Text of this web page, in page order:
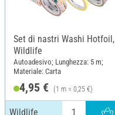
Set di nastri Washi Hotfoil,
Wildlife
Autoadesivo; Lunghezza: 5 m;
Materiale: Carta
4,95 € (1 m = 0,25 €)
Wildlife